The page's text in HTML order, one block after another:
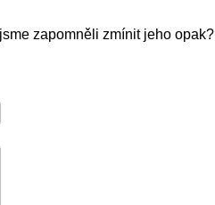
zapomněli zmínit jeho opak?